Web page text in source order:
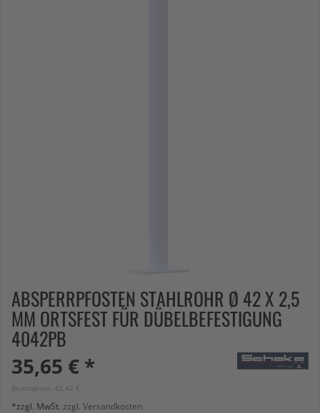
ABSPERRPFOSTEN STAHLROHR Ø 42 X 2,5
MM ORTSFEST FÜR DÜBELBEFESTIGUNG
4042PB
35,65 € *
Bruttopreis: 42,42 €
*zzgl. MwSt. zzgl. Versandkosten